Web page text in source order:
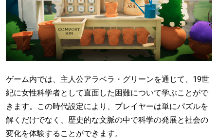
ゲーム内では、主人公アラベラ・グリーンを通じて、19世
紀に女性科学者として直面した困難について学ぶことがで
きます。この時代設定により、プレイヤーは単にパズルを
解くだけでなく、歴史的な文脈の中で科学の発展と社会の
変化を体験することができます。